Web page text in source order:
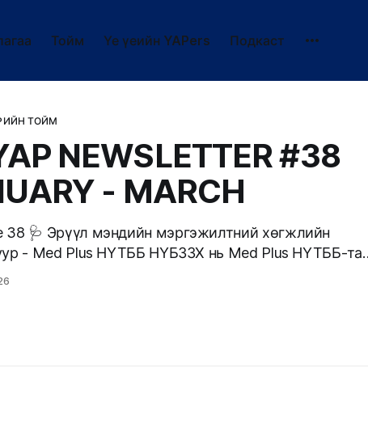
Тойм Үе үеийн YAPers Подкаст
ТОЙМ
NEWSLETTER #38
- MARCH
хөгжлийн
НҮТББ НҮБЗЗХ нь Med Plus НҮТББ-тай